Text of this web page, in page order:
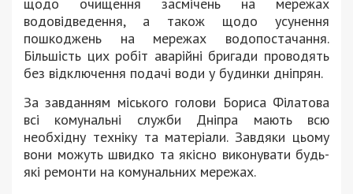
водовідведення, а також щодо усунення
пошкоджень на мережах водопостачання.
Більшість цих робіт аварійні бригади проводять
без відключення подачі води у будинки дніпрян.
За завданням міського голови Бориса Філатова
всі комунальні служби Дніпра мають всю
необхідну техніку та матеріали. Завдяки цьому
вони можуть швидко та якісно виконувати будь-
які ремонти на комунальних мережах.